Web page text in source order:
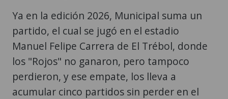
Ya en la edición 2026, Municipal suma un
partido, el cual se jugó en el estadio
Manuel Felipe Carrera de El Trébol, donde
los "Rojos" no ganaron, pero tampoco
perdieron, y ese empate, los lleva a
acumular cinco partidos sin perder en el